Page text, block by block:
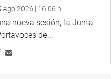
2026 | 16:06 h
nueva sesión, la Junta
de...